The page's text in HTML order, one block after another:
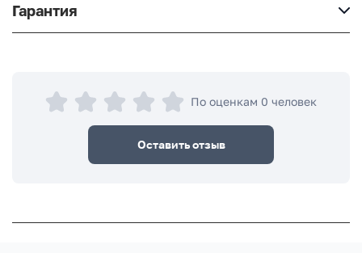
Гарантия
По оценкам 0 человек
Оставить отзыв